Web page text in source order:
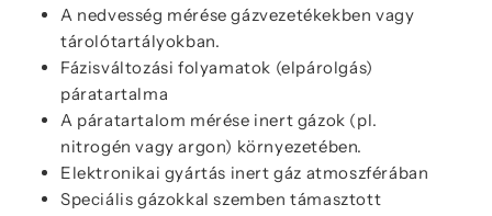
A nedvesség mérése gázvezetékekben vagy
tárolótartályokban.
Fázisváltozási folyamatok (elpárolgás)
páratartalma
A páratartalom mérése inert gázok (pl.
nitrogén vagy argon) környezetében.
Elektronikai gyártás inert gáz atmoszférában
Speciális gázokkal szemben támasztott